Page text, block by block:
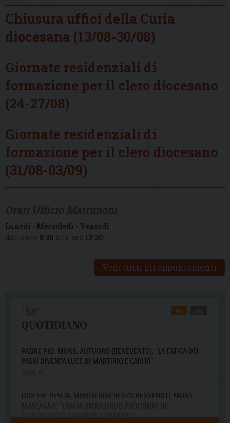
Chiusura uffici della Curia
diocesana (13/08-30/08)
Giornate residenziali di
formazione per il clero diocesano
(24-27/08)
Giornate residenziali di
formazione per il clero diocesano
(31/08-03/09)
Lunedì - Mercoledì - Venerdì
dalle ore 9:30 alle ore 12:30
Vedi tutti gli appuntamenti